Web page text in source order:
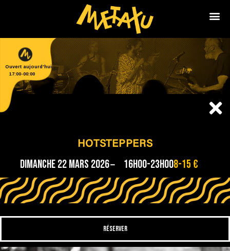
Ouvert aujourd'hui
17:00-00:00
HOTSTEPPERS
Dimanche 22 mars 2026 16H00-23H008-15 €
RÉSERVER